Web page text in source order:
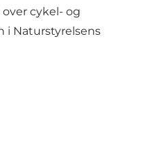
cykel- og
i Naturstyrelsens